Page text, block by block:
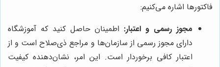
فاکتورها اشاره می‌کنیم:
مجوز رسمی و اعتبار: اطمینان حاصل کنید که آموزشگاه
دارای مجوز رسمی از سازمان‌ها و مراجع ذی‌صلاح است و از
اعتبار کافی برخوردار است. این امر، نشان‌دهنده کیفیت